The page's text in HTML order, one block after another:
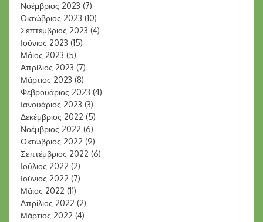
Νοέμβριος 2023 (7)
Οκτώβριος 2023 (10)
Σεπτέμβριος 2023 (4)
Ιούνιος 2023 (15)
Μάιος 2023 (5)
Απρίλιος 2023 (7)
Μάρτιος 2023 (8)
Φεβρουάριος 2023 (4)
Ιανουάριος 2023 (3)
Δεκέμβριος 2022 (5)
Νοέμβριος 2022 (6)
Οκτώβριος 2022 (9)
Σεπτέμβριος 2022 (6)
Ιούλιος 2022 (2)
Ιούνιος 2022 (7)
Μάιος 2022 (11)
Απρίλιος 2022 (2)
Μάρτιος 2022 (4)